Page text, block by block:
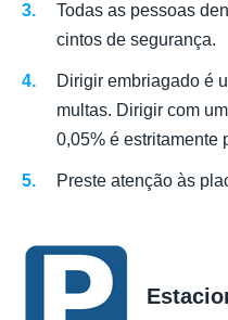
Todas as pessoas
cintos de segurança.
Dirigir embriagado é
multas. Dirigir com
0,05% é estritamente
Preste atenção às